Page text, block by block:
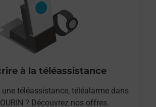
à la téléassistance
téléassistance, téléalarme dans
? Découvrez nos offres.